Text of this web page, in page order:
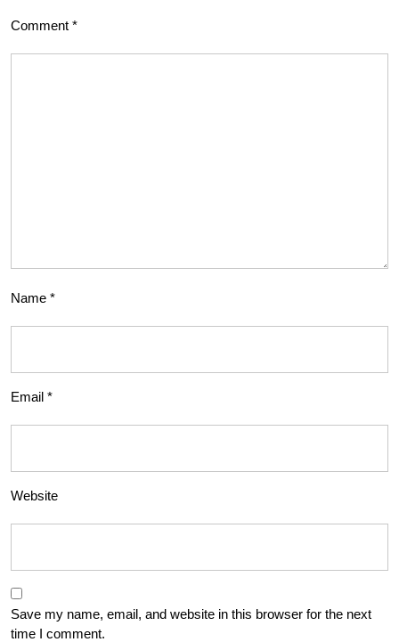
Comment *
Name *
Email *
Website
Save my name, email, and website in this browser for the next
time I comment.